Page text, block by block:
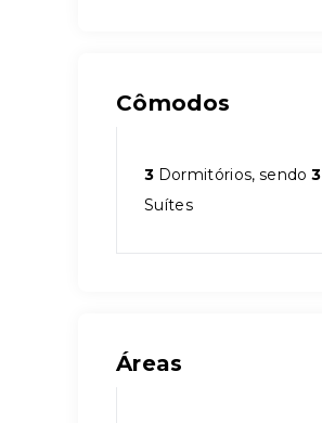
Cômodos
3 Dormitórios, sendo3
Suítes
Áreas